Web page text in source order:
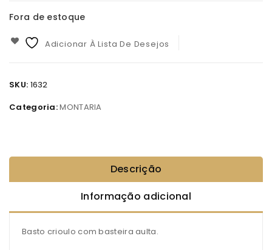
Fora de estoque
Adicionar À Lista De Desejos
SKU: 1632
Categoria:MONTARIA
Descrição
Informação adicional
Basto crioulo com basteira aulta.